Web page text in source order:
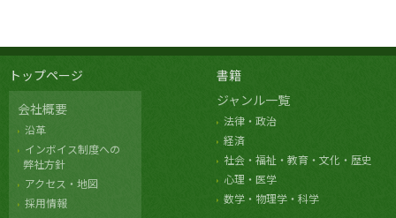
トップページ
会社概要
沿革
インボイス制度への
弊社方針
アクセス・地図
採用情報
書籍
ジャンル一覧
法律・政治
経済
社会・福祉・教育・文化・歴史
心理・医学
数学・物理学・科学